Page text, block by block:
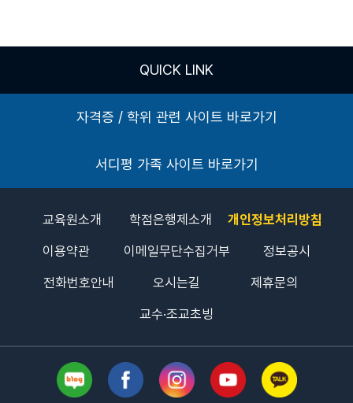
QUICK LINK
자격증 / 학위 관련 사이트 바로가기
서디평 가족 사이트 바로가기
교육원소개 학점은행제소개
개인정보처리방침
이용약관
이메일무단수집거부
정보공시
전화번호안내
오시는길
제휴문의
교수·조교초빙